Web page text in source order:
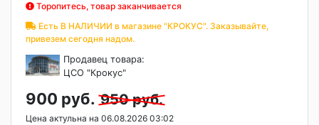
Торопитесь, товар заканчивается
Есть В НАЛИЧИИ в магазине "КРОКУС". Заказывайте,
привезем сегодня надом.
Продавец товара:
ЦСО "Крокус"
900 руб. 950 руб.
Цена актульна на 06.08.2026 03:02